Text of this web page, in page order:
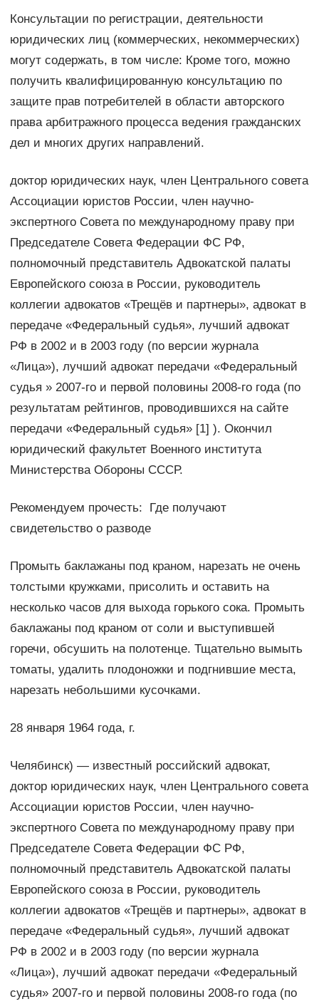
Консультации по регистрации, деятельности
юридических лиц (коммерческих, некоммерческих)
могут содержать, в том числе: Кроме того, можно
получить квалифицированную консультацию по
защите прав потребителей в области авторского
права арбитражного процесса ведения гражданских
дел и многих других направлений.
доктор юридических наук, член Центрального совета
Ассоциации юристов России, член научно-
экспертного Совета по международному праву при
Председателе Совета Федерации ФС РФ,
полномочный представитель Адвокатской палаты
Европейского союза в России, руководитель
коллегии адвокатов «Трещёв и партнеры», адвокат в
передаче «Федеральный судья», лучший адвокат
РФ в 2002 и в 2003 году (по версии журнала
«Лица»), лучший адвокат передачи «Федеральный
судья » 2007-го и первой половины 2008-го года (по
результатам рейтингов, проводившихся на сайте
передачи «Федеральный судья» [1] ). Окончил
юридический факультет Военного института
Министерства Обороны СССР.
Рекомендуем прочесть: Где получают
свидетельство о разводе
Промыть баклажаны под краном, нарезать не очень
толстыми кружками, присолить и оставить на
несколько часов для выхода горького сока. Промыть
баклажаны под краном от соли и выступившей
горечи, обсушить на полотенце. Тщательно вымыть
томаты, удалить плодоножки и подгнившие места,
нарезать небольшими кусочками.
28 января 1964 года, г.
Челябинск) — известный российский адвокат,
доктор юридических наук, член Центрального совета
Ассоциации юристов России, член научно-
экспертного Совета по международному праву при
Председателе Совета Федерации ФС РФ,
полномочный представитель Адвокатской палаты
Европейского союза в России, руководитель
коллегии адвокатов «Трещёв и партнеры», адвокат в
передаче «Федеральный судья», лучший адвокат
РФ в 2002 и в 2003 году (по версии журнала
«Лица»), лучший адвокат передачи «Федеральный
судья» 2007-го и первой половины 2008-го года (по